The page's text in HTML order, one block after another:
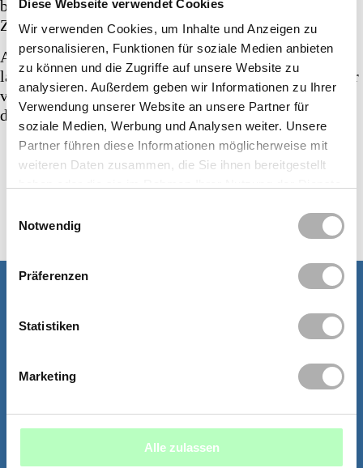
Diese Webseite verwendet Cookies
Wir verwenden Cookies, um Inhalte und Anzeigen zu
personalisieren, Funktionen für soziale Medien anbieten
zu können und die Zugriffe auf unsere Website zu
analysieren. Außerdem geben wir Informationen zu Ihrer
Verwendung unserer Website an unsere Partner für
soziale Medien, Werbung und Analysen weiter. Unsere
Partner führen diese Informationen möglicherweise mit
weiteren Daten zusammen, die Sie ihnen bereitgestellt
Notwendig
Präferenzen
Statistiken
Marketing
Alle zulassen
beeinflusst und Sie davon abhält, sich um Ihre
Zahngesundheit zu kümmern.
Aber es gibt gute Nachrichten dazu: Diese Ängste
lassen sich nicht nur überwinden, sondern auch wieder
verlernen. Wir unterstützen Sie dabei zu 100 %! Und
denken Sie immer daran:
Lassen Sie es erst gar nicht zum Zahnschmerz
kommen.
Falls Sie im Rahmen einer Behandlung eine
benötigen, bringen wir auf Wunsch und
schon vor Verabreichung ein Anästhesie-­
Dann spüren Sie den Einstich noch weniger